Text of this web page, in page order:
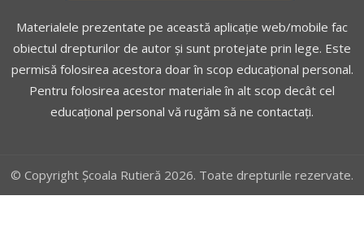
Materialele prezentate pe această aplicație web/mobile fac
obiectul drepturilor de autor și sunt protejate prin lege. Este
permisă folosirea acestora doar în scop educațional personal.
Pentru folosirea acestor materiale în alt scop decât cel
educațional personal vă rugăm să ne contactați.
© Copyright Școala Rutieră 2026. Toate drepturile rezervate.